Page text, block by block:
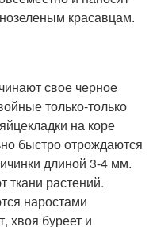
красавцам.
свое черное
только-только
на коре
быстро отрождаются
длиной 3-4 мм.
ткани растений.
наростами
хвоя буреет и